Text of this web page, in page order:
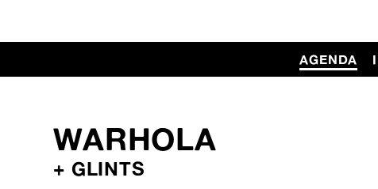
AGENDA
WARHOLA
+ GLINTS